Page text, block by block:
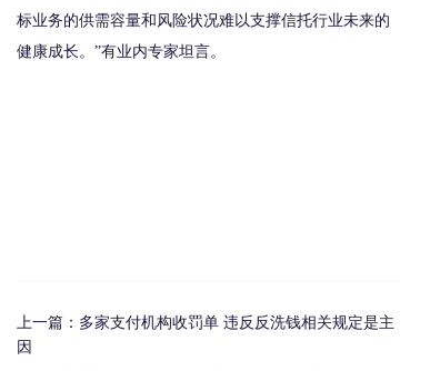
标业务的供需容量和风险状况难以支撑信托行业未来的
健康成长。”有业内专家坦言。
上一篇： 多家支付机构收罚单 违反反洗钱相关规定是主
因